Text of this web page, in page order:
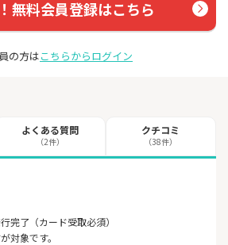
無料会員登録はこちら
の方はこちらからログイン
よくある質問
（2件）
クチコミ
（38件）
完了（カード受取必須）
対象です。